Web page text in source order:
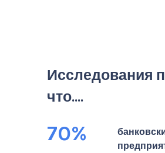
Исследования
что....
70%